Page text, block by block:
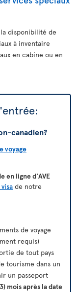
disponibilité de
à inventaire
en cabine ou en
canadien?
voyage
en ligne d'AVE
de voyage
requis)
de tout pays
tourisme dans un
un passeport
mois après la date